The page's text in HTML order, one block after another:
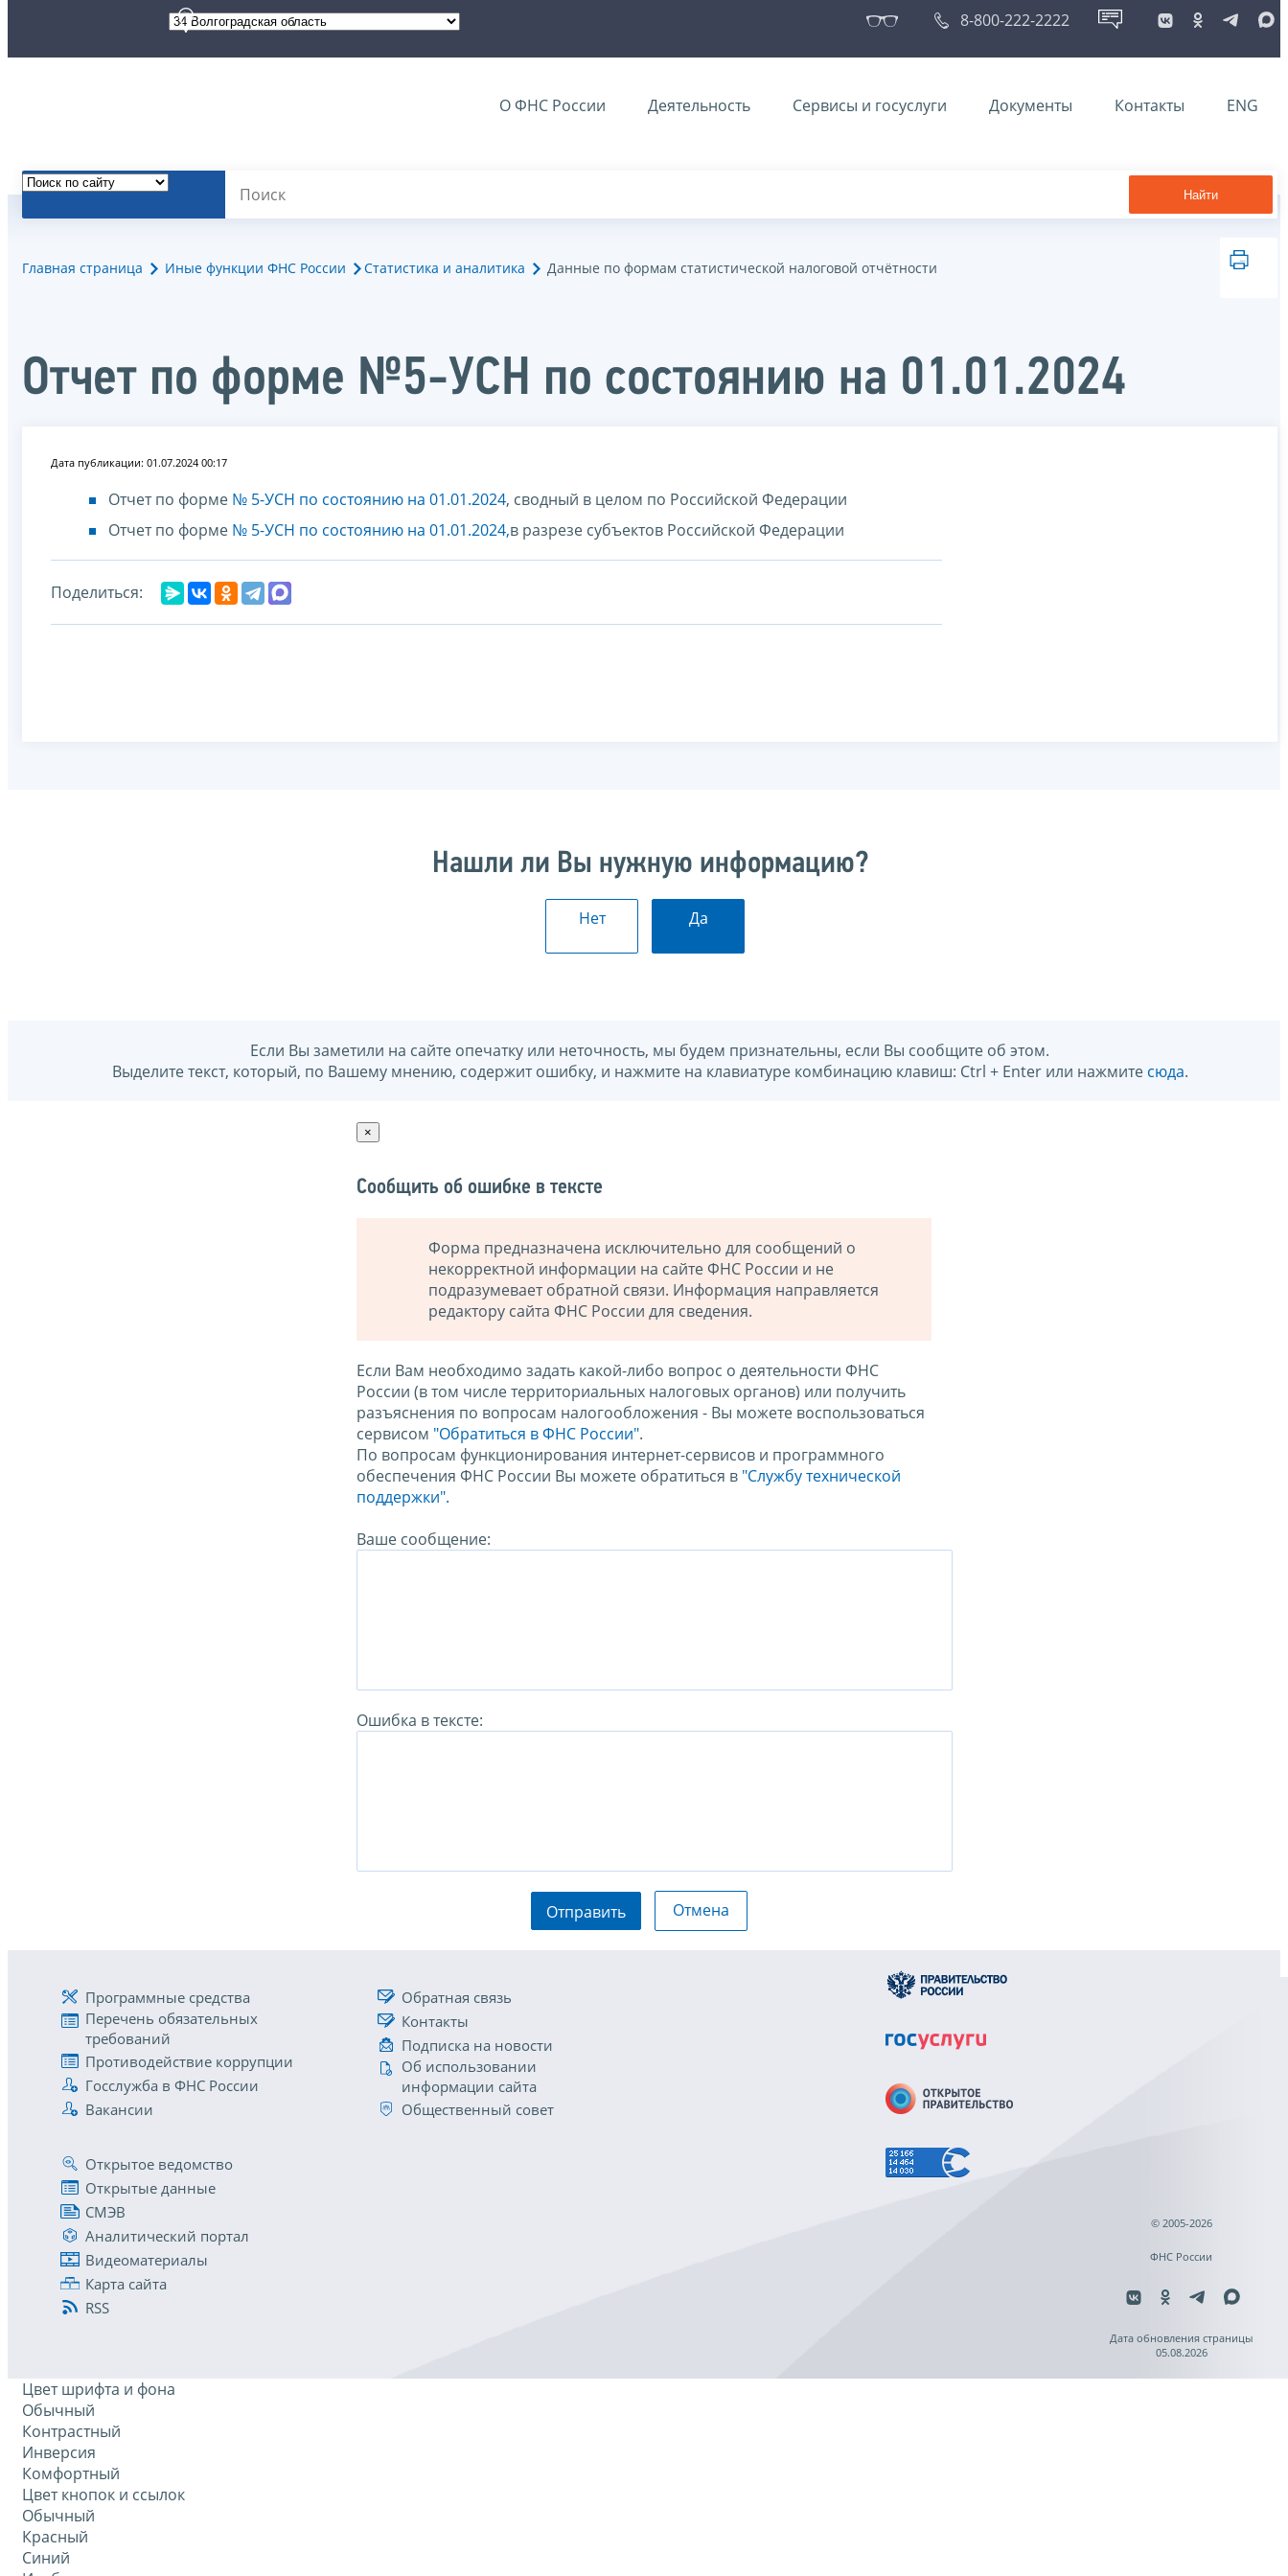
8-800-222-2222
О ФНС России Деятельность Сервисы и госуслуги Документы Контакты ENG
Найти
Главная страница Иные функции ФНС России Статистика и аналитика Данные по формам статистической налоговой отчётности
Отчет по форме №5-УСН по состоянию на 01.01.2024
Дата публикации: 01.07.2024 00:17
Отчет по форме № 5-УСН по состоянию на 01.01.2024, сводный в целом по Российской Федерации
Отчет по форме № 5-УСН по состоянию на 01.01.2024,в разрезе субъектов Российской Федерации
Поделиться:
Нашли ли Вы нужную информацию?
Нет Да
Если Вы заметили на сайте опечатку или неточность, мы будем признательны, если Вы сообщите об этом.
Выделите текст, который, по Вашему мнению, содержит ошибку, и нажмите на клавиатуре комбинацию клавиш: Ctrl + Enter или нажмите сюда.
×
Сообщить об ошибке в тексте
Форма предназначена исключительно для сообщений о
некорректной информации на сайте ФНС России и не
подразумевает обратной связи. Информация направляется
редактору сайта ФНС России для сведения.
Если Вам необходимо задать какой-либо вопрос о деятельности ФНС
России (в том числе территориальных налоговых органов) или получить
разъяснения по вопросам налогообложения - Вы можете воспользоваться
сервисом "Обратиться в ФНС России".
По вопросам функционирования интернет-сервисов и программного
обеспечения ФНС России Вы можете обратиться в "Службу технической
поддержки".
Ваше сообщение:
Ошибка в тексте:
Отправить Отмена
Программные средства
Перечень обязательных
требований
Противодействие коррупции
Госслужба в ФНС России
Вакансии
Обратная связь
Контакты
Подписка на новости
Об использовании
информации сайта
Общественный совет
Открытое ведомство
Открытые данные
СМЭВ
Аналитический портал
Видеоматериалы
Карта сайта
RSS
© 2005-2026
ФНС России
Дата обновления страницы
05.08.2026
Цвет шрифта и фона
Обычный
Контрастный
Инверсия
Комфортный
Цвет кнопок и ссылок
Обычный
Красный
Синий